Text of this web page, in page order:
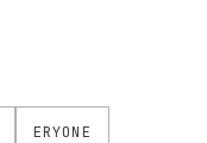
ERYONE